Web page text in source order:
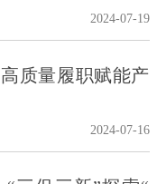
2024-07-19
质量履职赋能产
2024-07-16